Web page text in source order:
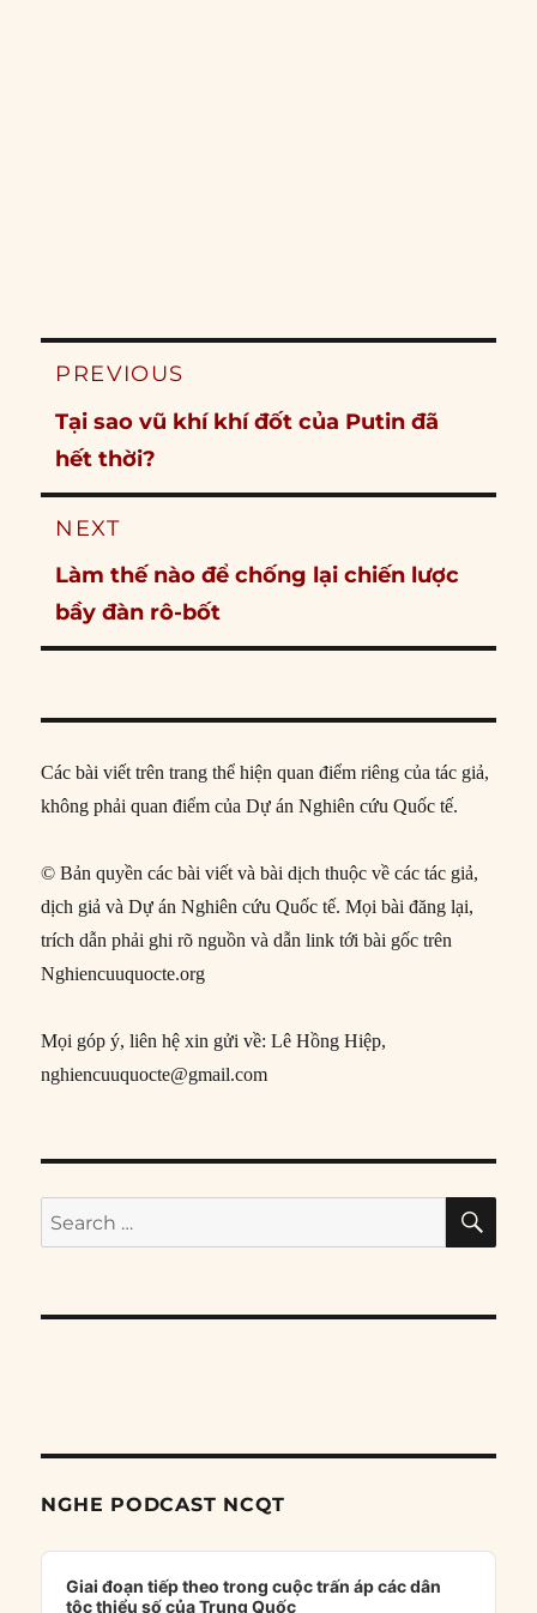
Post
PREVIOUS
Previous
post:
Tại sao vũ khí khí đốt của Putin đã
hết thời?
NEXT
Next
post:
Làm thế nào để chống lại chiến lược
bầy đàn rô-bốt
Các bài viết trên trang thể hiện quan điểm riêng của tác giả,
không phải quan điểm của Dự án Nghiên cứu Quốc tế.
© Bản quyền các bài viết và bài dịch thuộc về các tác giả,
dịch giả và Dự án Nghiên cứu Quốc tế. Mọi bài đăng lại,
trích dẫn phải ghi rõ nguồn và dẫn link tới bài gốc trên
Nghiencuuquocte.org
Mọi góp ý, liên hệ xin gửi về: Lê Hồng Hiệp,
nghiencuuquocte@gmail.com
Search
for:
NGHE PODCAST NCQT
Audio
Player
Giai đoạn tiếp theo trong cuộc trấn áp các dân
tộc thiểu số của Trung Quốc